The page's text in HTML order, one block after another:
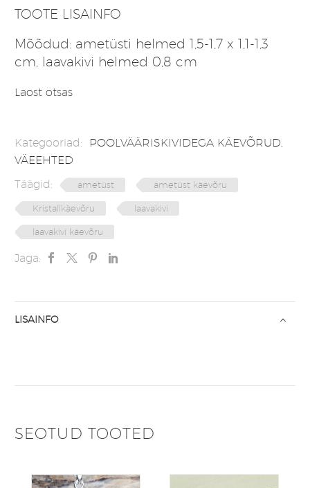
TOOTE LISAINFO
Mõõdud: ametüsti helmed 1,5-1,7 x 1,1-1,3
cm, laavakivi helmed 0,8 cm
Laost otsas
Kategooriad: POOLVÄÄRISKIVIDEGA KÄEVÕRUD
VÄEEHTED
Täägid:
ametüst ametüst käevõru
Kristallkäevõru laavakivi
laavakivi käevõru
Jaga:
LISAINFO
SEOTUD TOOTED